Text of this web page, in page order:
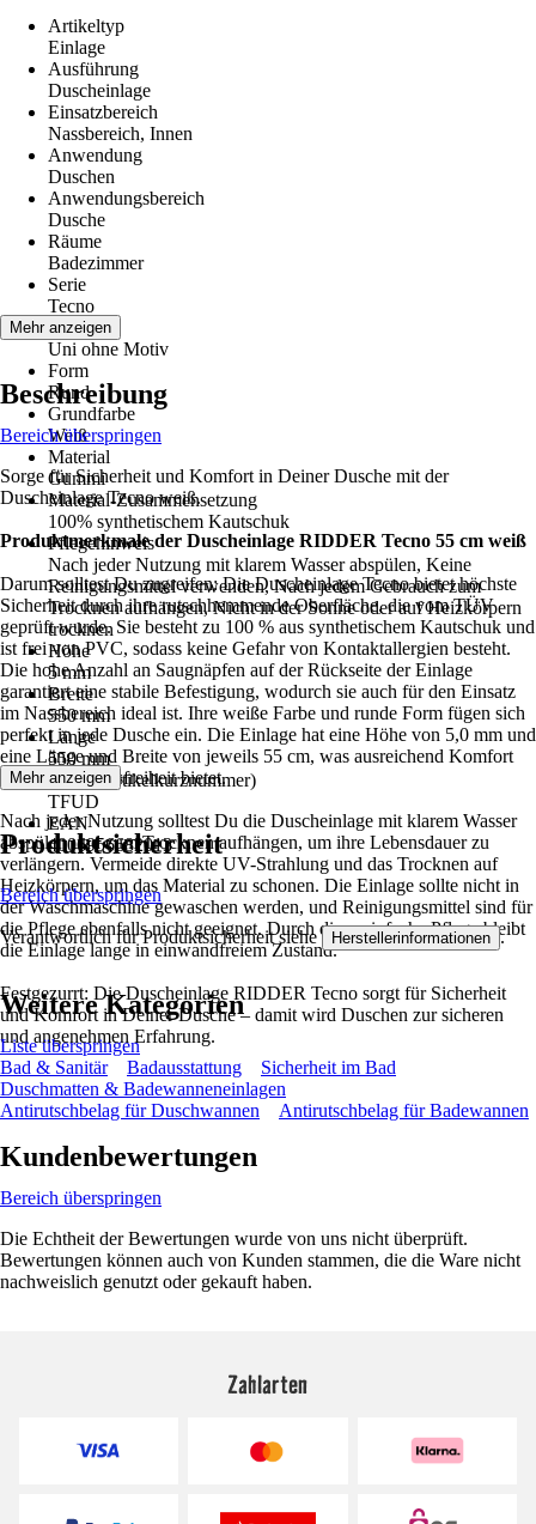
Artikeltyp
Einlage
Ausführung
Duscheinlage
Einsatzbereich
Nassbereich, Innen
Anwendung
Duschen
Anwendungsbereich
Dusche
Räume
Badezimmer
Serie
Tecno
Motiv
Uni ohne Motiv
Form
Rund
Grundfarbe
Weiß
Material
Gummi
Material-Zusammensetzung
100% synthetischem Kautschuk
Pflegehinweis
Nach jeder Nutzung mit klarem Wasser abspülen, Keine
Reinigungsmittel verwenden, Nach jedem Gebrauch zum
Trocknen aufhängen, Nicht in der Sonne oder auf Heizkörpern
trocknen
Höhe
5 mm
Breite
550 mm
Länge
550 mm
AKN (Artikelkurznummer)
TFUD
EAN
4006956682013
Mehr anzeigen
Beschreibung
Bereich überspringen
Sorge für Sicherheit und Komfort in Deiner Dusche mit der
Duscheinlage Tecno weiß.
Produktmerkmale der Duscheinlage RIDDER Tecno 55 cm weiß
Darum solltest Du zugreifen: Die Duscheinlage Tecno bietet höchste
Sicherheit durch ihre rutschhemmende Oberfläche, die vom TÜV
geprüft wurde. Sie besteht zu 100 % aus synthetischem Kautschuk und
ist frei von PVC, sodass keine Gefahr von Kontaktallergien besteht.
Die hohe Anzahl an Saugnäpfen auf der Rückseite der Einlage
garantiert eine stabile Befestigung, wodurch sie auch für den Einsatz
im Nassbereich ideal ist. Ihre weiße Farbe und runde Form fügen sich
perfekt in jede Dusche ein. Die Einlage hat eine Höhe von 5,0 mm und
eine Länge und Breite von jeweils 55 cm, was ausreichend Komfort
und Bewegungsfreiheit bietet.
Nach jeder Nutzung solltest Du die Duscheinlage mit klarem Wasser
abspülen und zum Trocknen aufhängen, um ihre Lebensdauer zu
verlängern. Vermeide direkte UV-Strahlung und das Trocknen auf
Heizkörpern, um das Material zu schonen. Die Einlage sollte nicht in
der Waschmaschine gewaschen werden, und Reinigungsmittel sind für
die Pflege ebenfalls nicht geeignet. Durch diese einfache Pflege bleibt
die Einlage lange in einwandfreiem Zustand.
Festgezurrt: Die Duscheinlage RIDDER Tecno sorgt für Sicherheit
und Komfort in Deiner Dusche – damit wird Duschen zur sicheren
und angenehmen Erfahrung.
Mehr anzeigen
Produktsicherheit
Bereich überspringen
Verantwortlich für Produktsicherheit siehe Herstellerinformationen .
Weitere Kategorien
Liste überspringen
Bad & Sanitär
Badausstattung
Sicherheit im Bad
Duschmatten & Badewanneneinlagen
Antirutschbelag für Duschwannen
Antirutschbelag für Badewannen
Kundenbewertungen
Bereich überspringen
Die Echtheit der Bewertungen wurde von uns nicht überprüft.
Bewertungen können auch von Kunden stammen, die die Ware nicht
nachweislich genutzt oder gekauft haben.
Zahlarten